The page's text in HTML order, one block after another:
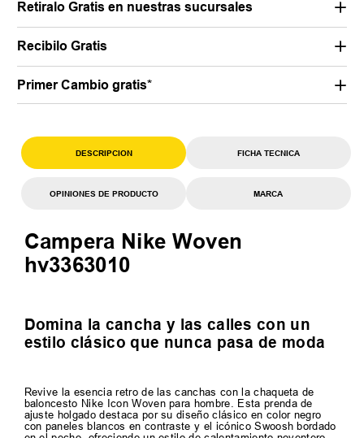
Retiralo Gratis en nuestras sucursales
Recibilo Gratis
Primer Cambio gratis*
DESCRIPCION FICHA TECNICA
OPINIONES DE PRODUCTO MARCA
Campera Nike Woven
hv3363010
Domina la cancha y las calles con un
estilo clásico que nunca pasa de moda
Revive la esencia retro de las canchas con la chaqueta de
baloncesto Nike Icon Woven para hombre. Esta prenda de
ajuste holgado destaca por su diseño clásico en color negro
con paneles blancos en contraste y el icónico Swoosh bordado